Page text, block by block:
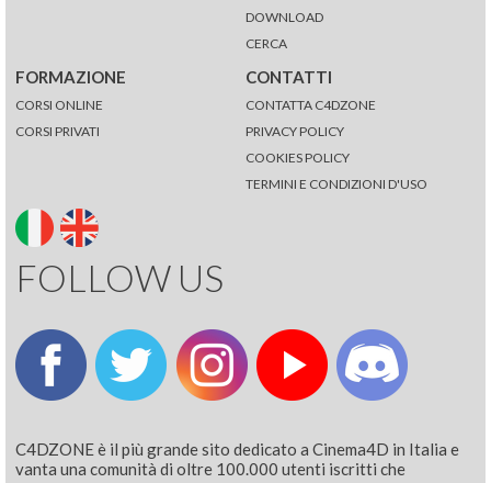
DOWNLOAD
CERCA
FORMAZIONE
CORSI ONLINE
CORSI PRIVATI
CONTATTI
CONTATTA C4DZONE
PRIVACY POLICY
COOKIES POLICY
TERMINI E CONDIZIONI D'USO
FOLLOW US
C4DZONE è il più grande sito dedicato a Cinema4D in Italia e
vanta una comunità di oltre 100.000 utenti iscritti che